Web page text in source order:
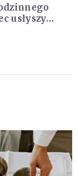
usłyszy